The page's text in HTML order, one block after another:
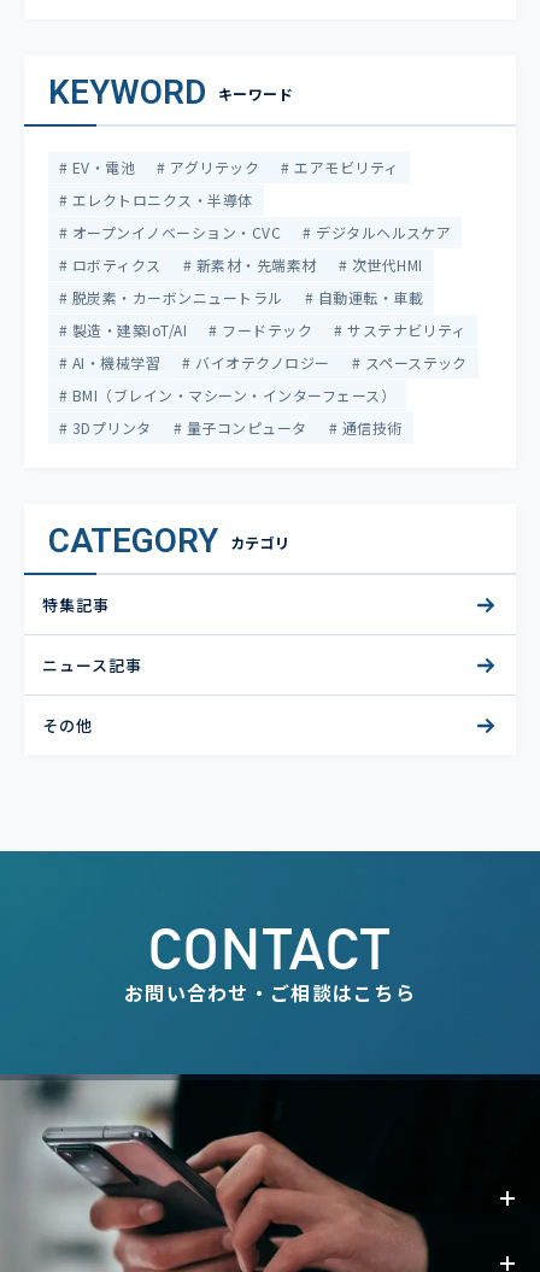
KEYWORD キーワード
EV・電池 アグリテック
エアモビリティ
エレクトロニクス・半導体
オープンイノベーション・CVC
デジタルヘルスケア
ロボティクス
新素材・先端素材
次世代HMI
脱炭素・カーボンニュートラル
自動運転・車載
製造・建築IoT/AI
フードテック
サステナビリティ
AI・機械学習
バイオテクノロジー
スペーステック
BMI（ブレイン・マシーン・インターフェース）
3Dプリンタ
量子コンピュータ 通信技術
CATEGORY カテゴリ
特集記事
ニュース記事
その他
CONTACT
お問い合わせ・ご相談はこちら
事業内容
お知らせ